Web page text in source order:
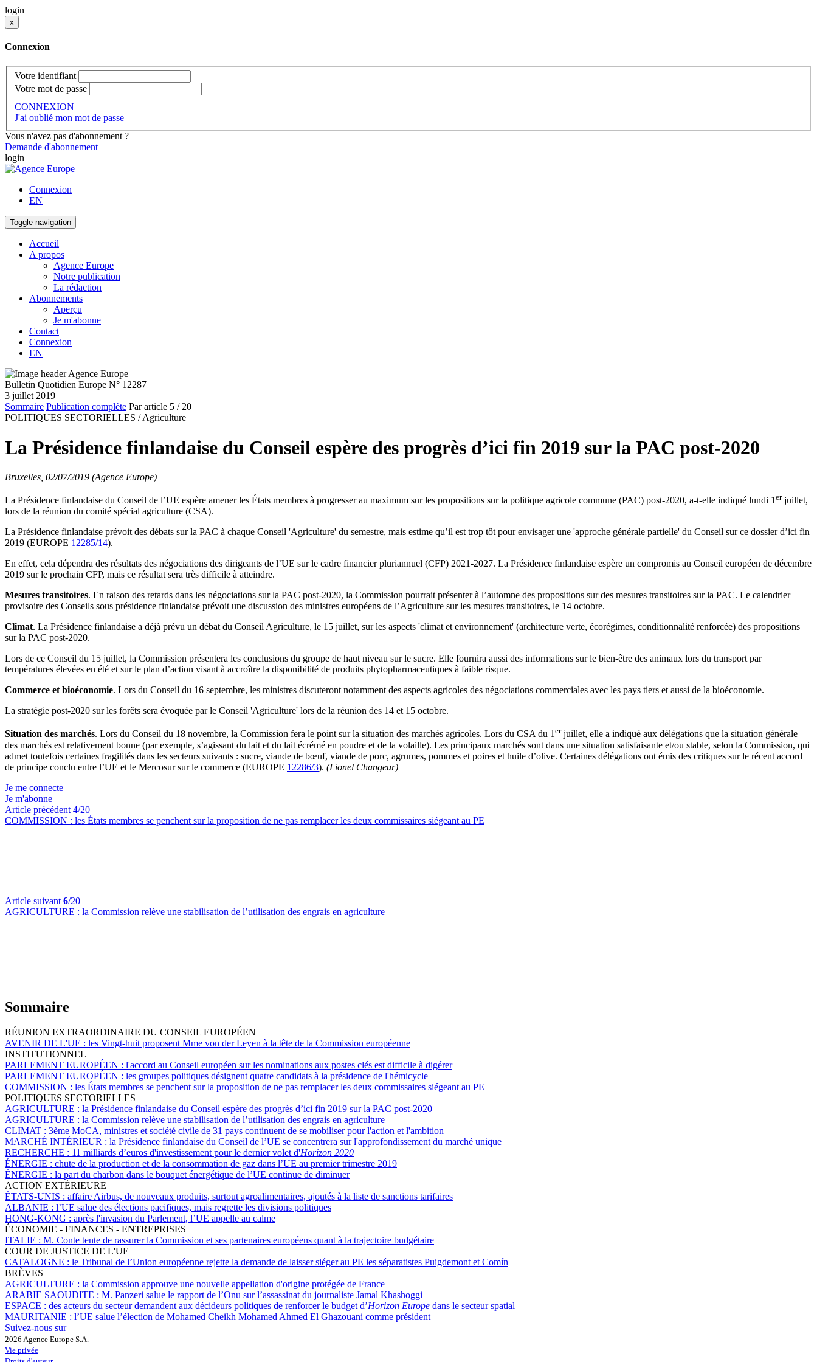
login
x
Connexion
Votre identifiant
Votre mot de passe
CONNEXION
J'ai oublié mon mot de passe
Vous n'avez pas d'abonnement ?
Demande d'abonnement
login
Connexion
EN
Toggle navigation
Accueil
A propos
Agence Europe
Notre publication
La rédaction
Abonnements
Aperçu
Je m'abonne
Contact
Connexion
EN
Bulletin Quotidien Europe N° 12287
3 juillet 2019
Sommaire Publication complète Par article 5 / 20
POLITIQUES SECTORIELLES / Agriculture
La Présidence finlandaise du Conseil espère des progrès d’ici fin 2019 sur la PAC post-2020
Bruxelles, 02/07/2019 (Agence Europe)
La Présidence finlandaise du Conseil de l’UE espère amener les États membres à progresser au maximum sur les propositions sur la politique agricole commune (PAC) post-2020, a-t-elle indiqué lundi 1 erjuillet,
lors de la réunion du comité spécial agriculture (CSA).
La Présidence finlandaise prévoit des débats sur la PAC à chaque Conseil 'Agriculture' du semestre, mais estime qu’il est trop tôt pour envisager une 'approche générale partielle' du Conseil sur ce dossier d’ici fin
2019 (EUROPE 12285/14).
En effet, cela dépendra des résultats des négociations des dirigeants de l’UE sur le cadre financier pluriannuel (CFP) 2021-2027. La Présidence finlandaise espère un compromis au Conseil européen de décembre
2019 sur le prochain CFP, mais ce résultat sera très difficile à atteindre.
Mesures transitoires. En raison des retards dans les négociations sur la PAC post-2020, la Commission pourrait présenter à l’automne des propositions sur des mesures transitoires sur la PAC. Le calendrier
provisoire des Conseils sous présidence finlandaise prévoit une discussion des ministres européens de l’Agriculture sur les mesures transitoires, le 14 octobre.
Climat. La Présidence finlandaise a déjà prévu un débat du Conseil Agriculture, le 15 juillet, sur les aspects 'climat et environnement' (architecture verte, écorégimes, conditionnalité renforcée) des propositions
sur la PAC post-2020.
Lors de ce Conseil du 15 juillet, la Commission présentera les conclusions du groupe de haut niveau sur le sucre. Elle fournira aussi des informations sur le bien-être des animaux lors du transport par
températures élevées en été et sur le plan d’action visant à accroître la disponibilité de produits phytopharmaceutiques à faible risque.
Commerce et bioéconomie. Lors du Conseil du 16 septembre, les ministres discuteront notamment des aspects agricoles des négociations commerciales avec les pays tiers et aussi de la bioéconomie.
La stratégie post-2020 sur les forêts sera évoquée par le Conseil 'Agriculture' lors de la réunion des 14 et 15 octobre.
Situation des marchés. Lors du Conseil du 18 novembre, la Commission fera le point sur la situation des marchés agricoles. Lors du CSA du 1erjuillet, elle a indiqué aux délégations que la situation générale
des marchés est relativement bonne (par exemple, s’agissant du lait et du lait écrémé en poudre et de la volaille). Les principaux marchés sont dans une situation satisfaisante et/ou stable, selon la Commission, qui
admet toutefois certaines fragilités dans les secteurs suivants : sucre, viande de bœuf, viande de porc, agrumes, pommes et poires et huile d’olive. Certaines délégations ont émis des critiques sur le récent accord
de principe conclu entre l’UE et le Mercosur sur le commerce (EUROPE 12286/3). (Lionel Changeur)
Je me connecte
Je m'abonne
Article précédent 4/20
COMMISSION : les États membres se penchent sur la proposition de ne pas remplacer les deux commissaires siégeant au PE
Article suivant 6/20
AGRICULTURE : la Commission relève une stabilisation de l’utilisation des engrais en agriculture
Sommaire
RÉUNION EXTRAORDINAIRE DU CONSEIL EUROPÉEN
AVENIR DE L'UE : les Vingt-huit proposent Mme von der Leyen à la tête de la Commission européenne
INSTITUTIONNEL
PARLEMENT EUROPÉEN : l'accord au Conseil européen sur les nominations aux postes clés est difficile à digérer
PARLEMENT EUROPÉEN : les groupes politiques désignent quatre candidats à la présidence de l'hémicycle
COMMISSION : les États membres se penchent sur la proposition de ne pas remplacer les deux commissaires siégeant au PE
POLITIQUES SECTORIELLES
AGRICULTURE : la Présidence finlandaise du Conseil espère des progrès d’ici fin 2019 sur la PAC post-2020
AGRICULTURE : la Commission relève une stabilisation de l’utilisation des engrais en agriculture
CLIMAT : 3ème MoCA, ministres et société civile de 31 pays continuent de se mobiliser pour l'action et l'ambition
MARCHÉ INTÉRIEUR : la Présidence finlandaise du Conseil de l’UE se concentrera sur l'approfondissement du marché unique
RECHERCHE : 11 milliards d’euros d'investissement pour le dernier volet d'Horizon 2020
ÉNERGIE : chute de la production et de la consommation de gaz dans l’UE au premier trimestre 2019
ÉNERGIE : la part du charbon dans le bouquet énergétique de l’UE continue de diminuer
ACTION EXTÉRIEURE
ÉTATS-UNIS : affaire Airbus, de nouveaux produits, surtout agroalimentaires, ajoutés à la liste de sanctions tarifaires
ALBANIE : l’UE salue des élections pacifiques, mais regrette les divisions politiques
HONG-KONG : après l'invasion du Parlement, l’UE appelle au calme
ÉCONOMIE - FINANCES - ENTREPRISES
ITALIE : M. Conte tente de rassurer la Commission et ses partenaires européens quant à la trajectoire budgétaire
COUR DE JUSTICE DE L'UE
CATALOGNE : le Tribunal de l’Union européenne rejette la demande de laisser siéger au PE les séparatistes Puigdemont et Comín
BRÈVES
AGRICULTURE : la Commission approuve une nouvelle appellation d'origine protégée de France
ARABIE SAOUDITE : M. Panzeri salue le rapport de l’Onu sur l’assassinat du journaliste Jamal Khashoggi
ESPACE : des acteurs du secteur demandent aux décideurs politiques de renforcer le budget d’Horizon Europe dans le secteur spatial
MAURITANIE : l’UE salue l’élection de Mohamed Cheikh Mohamed Ahmed El Ghazouani comme président
Suivez-nous sur
2026 Agence Europe S.A.
Vie privée